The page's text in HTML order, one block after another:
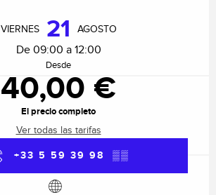
VIERNES 21 AGOSTO
De 09:00 a 12:00
Desde
40,00 €
El precio completo
Ver todas las tarifas
+33 5 59 39 98 ▒▒